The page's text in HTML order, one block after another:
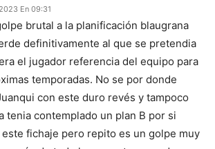
En 09:31
brutal a la planificación blaugrana
definitivamente al que se pretendia
el jugador referencia del equipo para
temporadas. No se por donde
con este duro revés y tampoco
tenia contemplado un plan B por si
este fichaje pero repito es un golpe muy